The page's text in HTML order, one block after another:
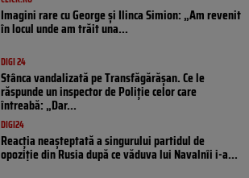
Imagini rare cu George și Ilinca Simion: „Am revenit
în locul unde am trăit una...
DIGI 24
Stânca vandalizată pe Transfăgărășan. Ce le
răspunde un inspector de Poliție celor care
întreabă: „Dar...
DIGI24
Reacția neașteptată a singurului partidul de
opoziţie din Rusia după ce văduva lui Navalnîi i-a...